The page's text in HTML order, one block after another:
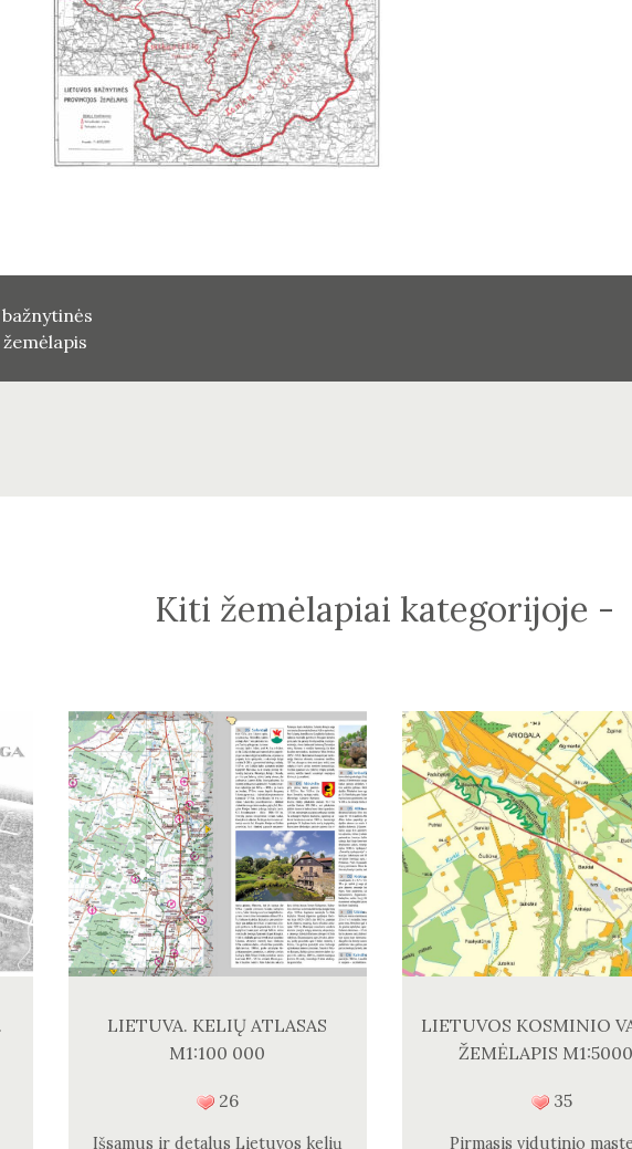
Kiti žemėlapiai kategorijoje -
LIETUVA. KELIŲ ATLASAS
M1:100 000
26
Išsamus ir detalus Lietuvos kelių
LIETUVOS KOSMINIO
ŽEMĖLAPIS
35
Pirmasis vidutinio